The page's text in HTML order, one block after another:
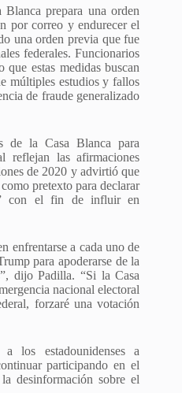
Blanca prepara una orden
por correo y endurecer el
una orden previa que fue
federales. Funcionarios
estas medidas buscan
múltiples estudios y fallos
de fraude generalizado
de la Casa Blanca para
reflejan las afirmaciones
de 2020 y advirtió que
pretexto para declarar
con el fin de influir en
enfrentarse a cada uno de
para apoderarse de la
dijo Padilla. “Si la Casa
nacional electoral
forzaré una votación
los estadounidenses a
participando en el
desinformación sobre el